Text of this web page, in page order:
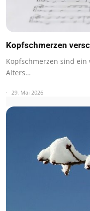
Kopfschmerzen
Kopfschmerzen sind
Alters…
29. Mai 2026